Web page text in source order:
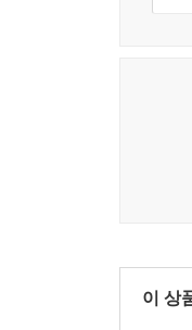
이 상